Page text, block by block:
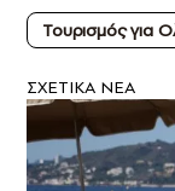
Τουρισμός για
ΣXETIKA NEA